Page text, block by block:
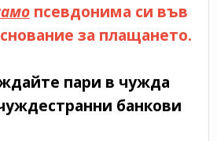
псевдонима си във
за плащането.
пари в чужда
банкови